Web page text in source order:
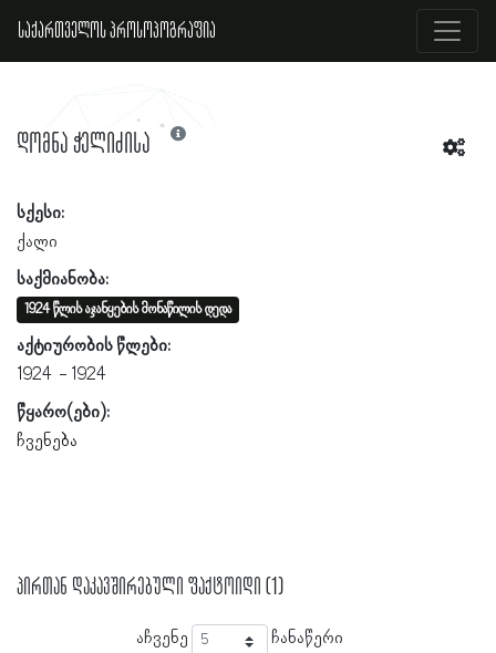
საქართველოს პროსოპოგრაფია
დომნა ჭელიძისა
სქესი:
ქალი
საქმიანობა:
1924 წლის აჯანყების მონაწილის დედა
აქტიურობის წლები:
1924
1924
წყარო(ები):
ჩვენება
პირთან დაკავშირებული ფაქტოიდი (1)
აჩვენე ჩანაწერი